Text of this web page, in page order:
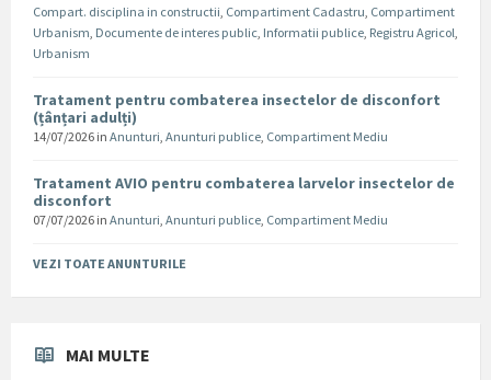
Compart. disciplina in constructii, Compartiment Cadastru, Compartiment
Urbanism, Documente de interes public, Informatii publice, Registru Agricol,
Urbanism
Tratament pentru combaterea insectelor de disconfort
(țânțari adulți)
14/07/2026 in Anunturi, Anunturi publice, Compartiment Mediu
Tratament AVIO pentru combaterea larvelor insectelor de
disconfort
07/07/2026 in Anunturi, Anunturi publice, Compartiment Mediu
VEZI TOATE ANUNTURILE
MAI MULTE